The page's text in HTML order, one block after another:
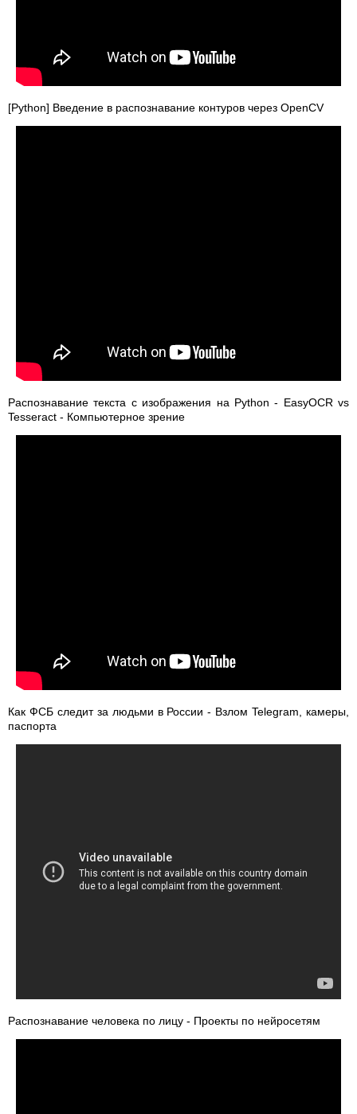
[Python] Введение в распознавание контуров через OpenCV
Распознавание текста с изображения на Python - EasyOCR vs
Tesseract - Компьютерное зрение
Как ФСБ следит за людьми в России - Взлом Telegram, камеры,
паспорта
Распознавание человека по лицу - Проекты по нейросетям